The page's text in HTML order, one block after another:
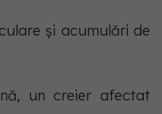
și acumulări de
un creier afectat